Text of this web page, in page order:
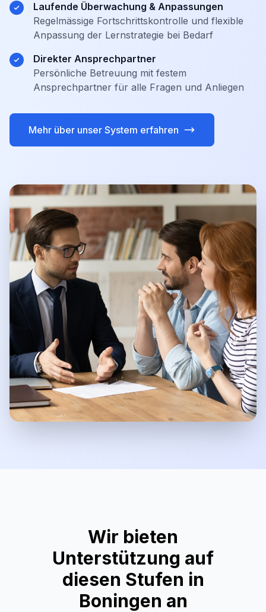
Laufende Überwachung & Anpassungen
Regelmässige Fortschrittskontrolle und flexible
Anpassung der Lernstrategie bei Bedarf
Direkter Ansprechpartner
Persönliche Betreuung mit festem
Ansprechpartner für alle Fragen und Anliegen
Mehr über unser System erfahren
Wir bieten
Unterstützung auf
diesen Stufen in
Boningen an